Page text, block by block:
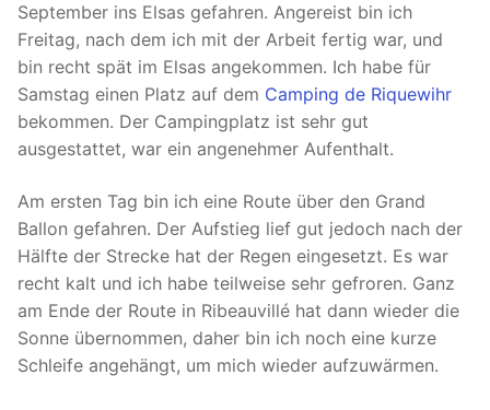
September ins Elsas gefahren. Angereist bin ich
Freitag, nach dem ich mit der Arbeit fertig war, und
bin recht spät im Elsas angekommen. Ich habe für
Samstag einen Platz auf dem Camping de Riquewihr
bekommen. Der Campingplatz ist sehr gut
ausgestattet, war ein angenehmer Aufenthalt.
Am ersten Tag bin ich eine Route über den Grand
Ballon gefahren. Der Aufstieg lief gut jedoch nach der
Hälfte der Strecke hat der Regen eingesetzt. Es war
recht kalt und ich habe teilweise sehr gefroren. Ganz
am Ende der Route in Ribeauvillé hat dann wieder die
Sonne übernommen, daher bin ich noch eine kurze
Schleife angehängt, um mich wieder aufzuwärmen.